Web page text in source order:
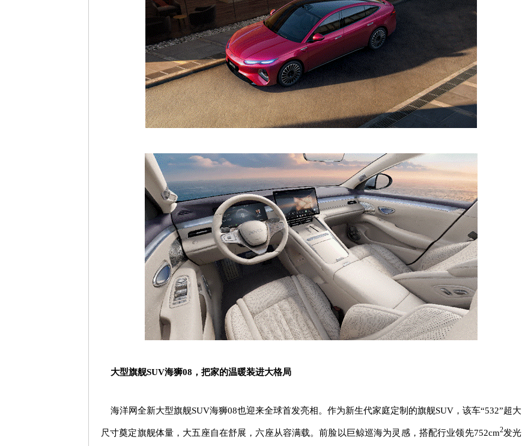
大型旗舰SUV海狮08 ，把家的温暖装进大格局
海洋网全新大型旗舰SUV海狮08也迎来全球首发亮相。作为新生代家庭定制的旗舰SUV ，该车“532”超大
尺寸奠定旗舰体量，大五座自在舒展，六座从容满载。前脸以巨鲸巡海为灵感，搭配行业领先752cm2发光